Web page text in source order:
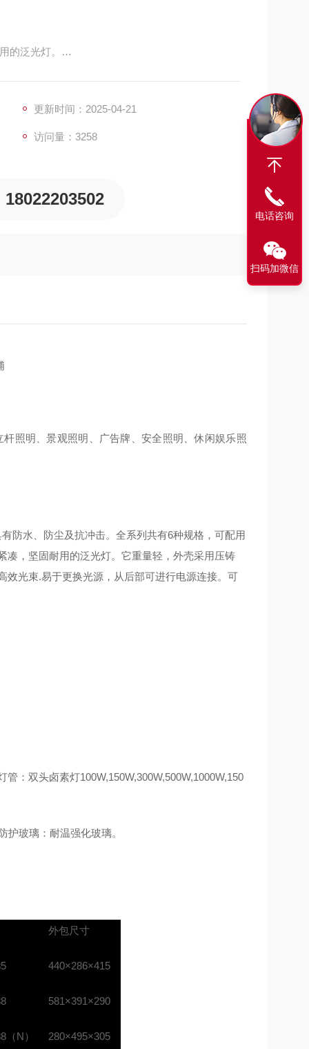
的泛光灯。
更新时间：2025-04-21
访问量：3258
18022203502
杆照明、景观照明、广告牌、安全照明、休闲娱乐照
防水、防尘及抗冲击。全系列共有6种规格，可配用
凑，坚固耐用的泛光灯。它重量轻，外壳采用压铸
效光束.易于更换光源，从后部可进行电源连接。可
：双头卤素灯100W,150W,300W,500W,1000W,150
玻璃：耐温强化玻璃。
外包尺寸
440×286×415
581×391×290
（N） 280×495×305
电话咨询
扫码加微信